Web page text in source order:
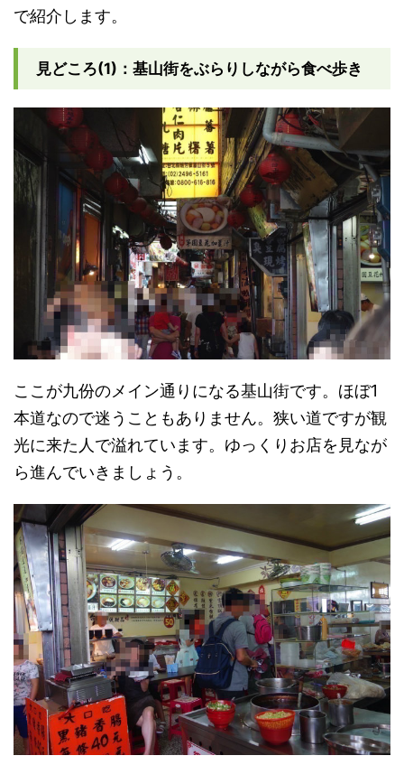
で紹介します。
見どころ(1)：基山街をぶらりしながら食べ歩き
ここが九份のメイン通りになる基山街です。ほぼ1
本道なので迷うこともありません。狭い道ですが観
光に来た人で溢れています。ゆっくりお店を見なが
ら進んでいきましょう。